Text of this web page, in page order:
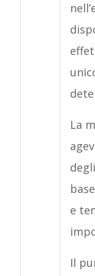
La
e
Il